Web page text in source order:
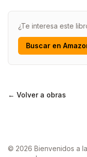
¿Te interesa este
Buscar en
← Volver a obras
© 2026 Bienvenidos a